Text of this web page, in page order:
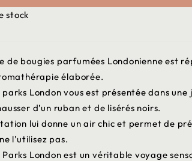
stock
de bougies parfumées Londonienne est
élaborée.
London vous est présentée dans une
d’un ruban et de lisérés noirs.
lui donne un air chic et permet de
l’utilisez pas.
London est un véritable voyage